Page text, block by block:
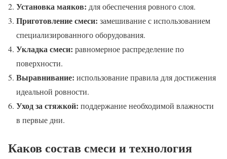
Установка маяков: для обеспечения ровного слоя.
Приготовление смеси: замешивание с использованием
специализированного оборудования.
Укладка смеси: равномерное распределение по
поверхности.
Выравнивание: использование правила для достижения
идеальной ровности.
Уход за стяжкой: поддержание необходимой влажности
в первые дни.
Каков состав смеси и технология